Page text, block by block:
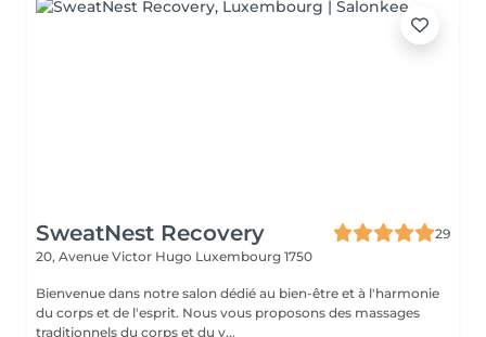
SweatNest Recovery
29
20, Avenue Victor Hugo Luxembourg 1750
Bienvenue dans notre salon dédié au bien-être et à l'harmonie
du corps et de l'esprit. Nous vous proposons des massages
traditionnels du corps et du v...